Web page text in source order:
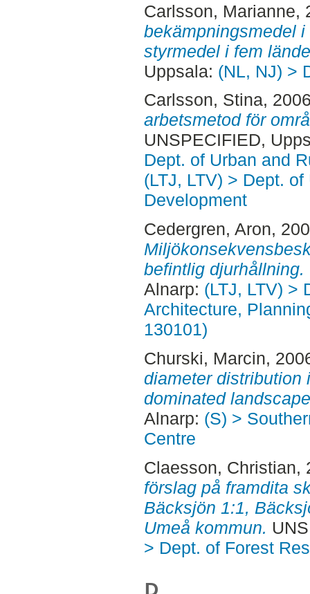
Carlsson, Marianne,
bekämpningsmedel
styrmedel i fem
Uppsala: (NL, NJ) >
Carlsson, Stina,
arbetsmetod för
UNSPECIFIED,
Dept. of Urban and
(LTJ, LTV) > Dept.
Development
Cedergren, Aron,
befintlig djurhållning.
Alnarp: (LTJ, LTV) >
Architecture,
130101)
Churski, Marcin,
diameter distribution
dominated
Alnarp: (S) >
Centre
Claesson, Christian,
förslag på framdita
Bäcksjön 1:1,
Umeå kommun.
> Dept. of Forest
D